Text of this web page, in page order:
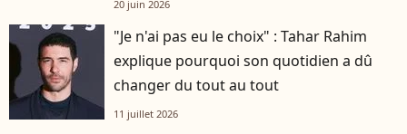
20 juin 2026
"Je n'ai pas eu le choix" : Tahar Rahim
explique pourquoi son quotidien a dû
changer du tout au tout
11 juillet 2026